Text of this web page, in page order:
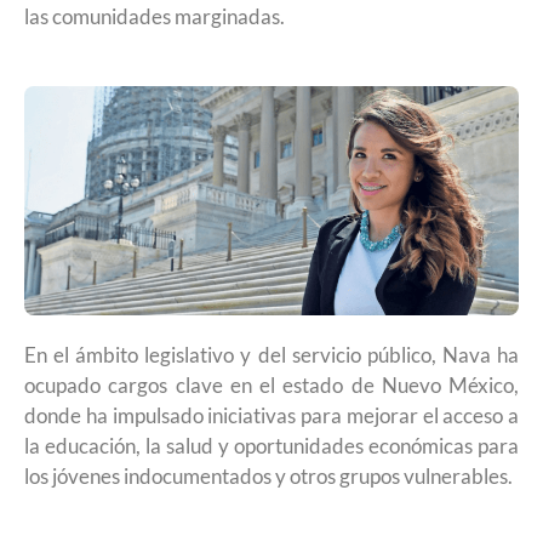
las comunidades marginadas.
En el ámbito legislativo y del servicio público, Nava ha
ocupado cargos clave en el estado de Nuevo México,
donde ha impulsado iniciativas para mejorar el acceso a
la educación, la salud y oportunidades económicas para
los jóvenes indocumentados y otros grupos vulnerables.